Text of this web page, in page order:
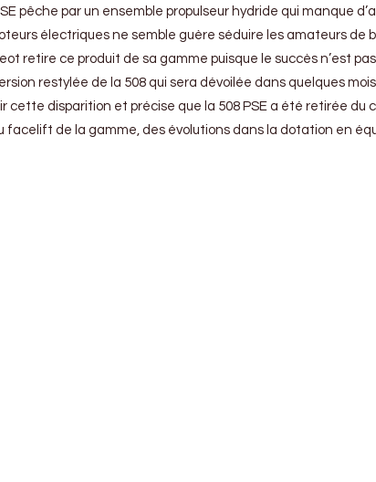
pêche par un ensemble propulseur hydride qui
électriques ne semble guère séduire les amateurs
retire ce produit de sa gamme puisque le succès n’est
restylée de la 508 qui sera dévoilée dans quelques
disparition et précise que la 508 PSE a été retirée
facelift de la gamme, des évolutions dans la dotation en